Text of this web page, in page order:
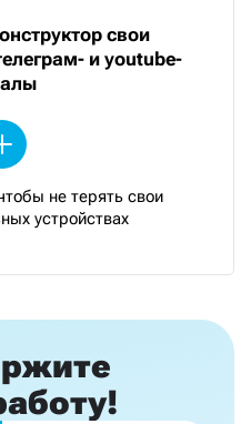
свои
и youtube-
не терять свои
устройствах